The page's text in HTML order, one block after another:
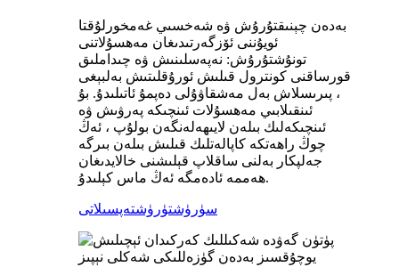
بەدەن چېنىقتۇرۇش ۋە شەخسىي غەمخورلۇقتا
ئويۇننى ئۆزگەرتىدىغان مەھسۇلاتنى
تونۇشتۇرۇش: نەپەسلىنىش ۋە چىداملىق
قورساقنى كونترول قىلىش ئورۇقلىتىش بەلبېغى
، پىرىسلاش بەل مەشقاۋۇلى دەپمۇ ئاتىلىدۇ. بۇ
ئىنقىلابىي مەھسۇلات ئىنچىكە پەرۋىش ۋە
ئىنچىكەلىك بىلەن لايىھەلەنگەن بولۇپ ، ئەڭ
چوڭ راھەتكە كاپالەتلىك قىلىش بىلەن بىرگە
جەلپكار بەلنى ساقلاپ قېلىشنى خالايدىغان
ھەممە ئادەمگە ئەڭ ماس كېلىدۇ.
سۈرۈشتۈرۈشتەپسىلاتى